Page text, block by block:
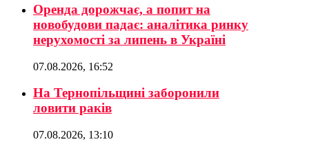
Оренда дорожчає, а попит на
новобудови падає: аналітика ринку
нерухомості за липень в Україні
07.08.2026, 16:52
На Тернопільщині заборонили
ловити раків
07.08.2026, 13:10